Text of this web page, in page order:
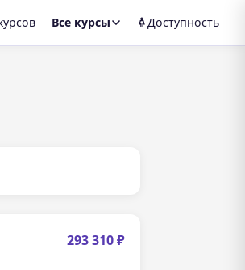
Все курсы Доступность
293 310 ₽